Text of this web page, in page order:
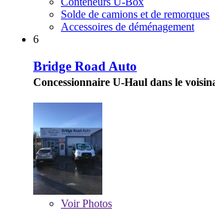
Solde de camions et de remorques
Accessoires de déménagement
6
Bridge Road Auto
Concessionnaire U-Haul dans le
VoirPhotos